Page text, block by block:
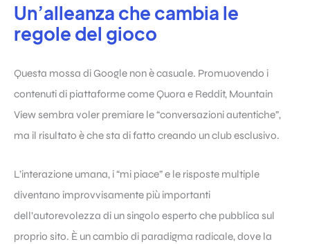
Un’alleanza che cambia le
regole del gioco
Questa mossa di Google non è casuale. Promuovendo i
contenuti di piattaforme come Quora e Reddit, Mountain
View sembra voler premiare le “conversazioni autentiche”,
ma il risultato è che sta di fatto creando un club esclusivo.
L’interazione umana, i “mi piace” e le risposte multiple
diventano improvvisamente più importanti
dell’autorevolezza di un singolo esperto che pubblica sul
proprio sito. È un cambio di paradigma radicale, dove la